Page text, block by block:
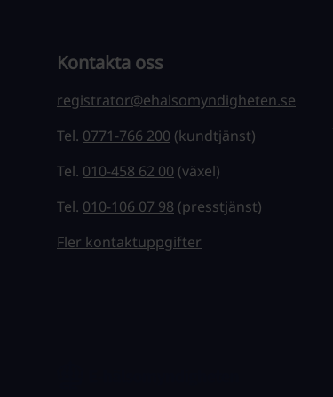
Kontakta oss
registrator@ehalsomyndigheten.se
Tel. 0771-766 200 (kundtjänst)
Tel. 010-458 62 00 (växel)
Tel. 010-106 07 98 (presstjänst)
Fler kontaktuppgifter